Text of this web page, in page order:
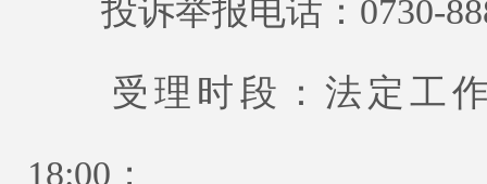
投诉举报电话：0730-
受理时段：法定工作
18:00；